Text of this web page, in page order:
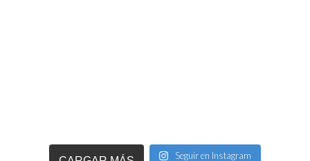
Seguir en Instagram